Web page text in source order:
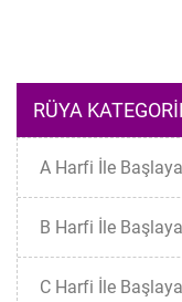
RÜYA
A Harfi İle
B Harfi İle
C Harfi İle